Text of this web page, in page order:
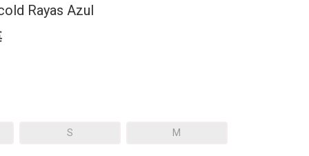
Rayas Azul
S M